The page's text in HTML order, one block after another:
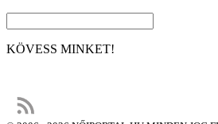
KÖVESS MINKET!